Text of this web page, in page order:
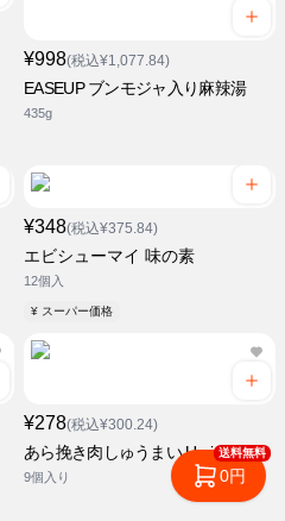
¥998(税込¥1,077.84)
EASEUP ブンモジャ入り麻辣湯
435g
¥348(税込¥375.84)
エビシューマイ 味の素
12個入
¥ スーパー価格
¥278(税込¥300.24)
あら挽き肉しゅうまい Umios
9個入り
送料無料
0円